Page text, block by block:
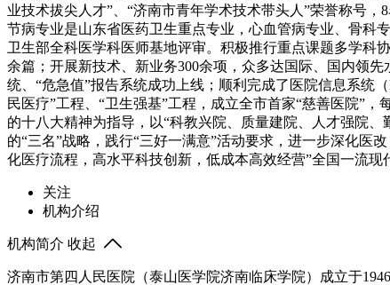
业技术拔尖人才”、“济南市青年学术技术带头人”荣誉称号
节病专业是山东省医药卫生重点专业，心血管病专业、骨科
卫生部全科医学科医师基地评审。积极推行重点课题多学科
余篇；开展新技术、新业务300余项，众多达国际、国内领
统、“危急值”报告系统成功上线；顺利完成了医院信息系
民医疗”工程、“卫生强基”工程，成立全市首家“慈善医院”
的十八大精神为指导，以“科教兴院、质量建院、人才强院
的“三名”战略，践行“三好一满意”活动要求，进一步深化医
化医疗流程，高水平科技创新，低成本高效经营”全国一流现
关注
机构介绍
机构简介 收起
济南市第四人民医院（泰山医学院济南临床学院）成立于